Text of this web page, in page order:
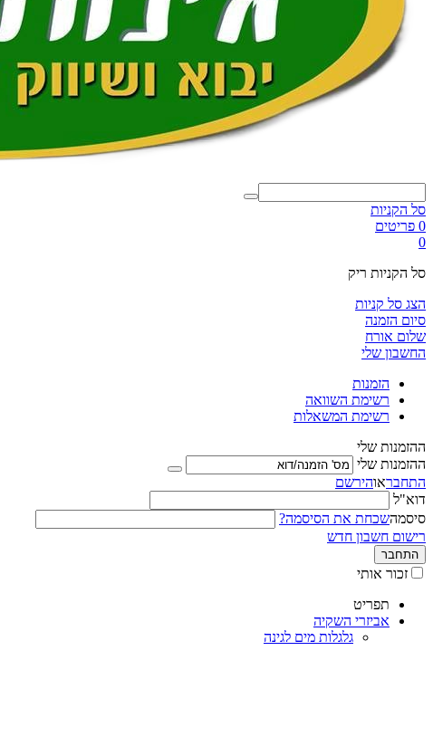
סל הקניות
0 פריטים
0
סל הקניות ריק
הצג סל קניות
סיום הזמנה
שלום אורח
החשבון שלי
הזמנות
רשימת השוואה
רשימת המשאלות
ההזמנות שלי
ההזמנות שלי
התחבראוהירשם
דוא"ל
סיסמהשכחת את הסיסמה?
רישום חשבון חדש
התחבר
זכור אותי
תפריט
אביזרי השקיה
גלגלות מים לגינה